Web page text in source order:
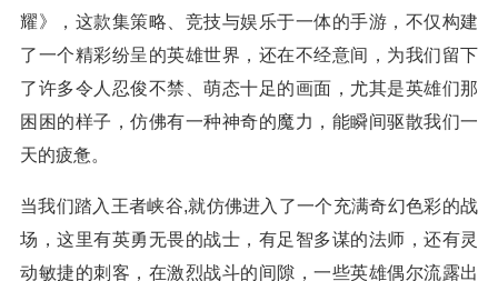
耀》，这款集策略、竞技与娱乐于一体的手游，不仅构建
了一个精彩纷呈的英雄世界，还在不经意间，为我们留下
了许多令人忍俊不禁、萌态十足的画面，尤其是英雄们那
困困的样子，仿佛有一种神奇的魔力，能瞬间驱散我们一
天的疲惫。
当我们踏入王者峡谷,就仿佛进入了一个充满奇幻色彩的战
场，这里有英勇无畏的战士，有足智多谋的法师，还有灵
动敏捷的刺客，在激烈战斗的间隙，一些英雄偶尔流露出